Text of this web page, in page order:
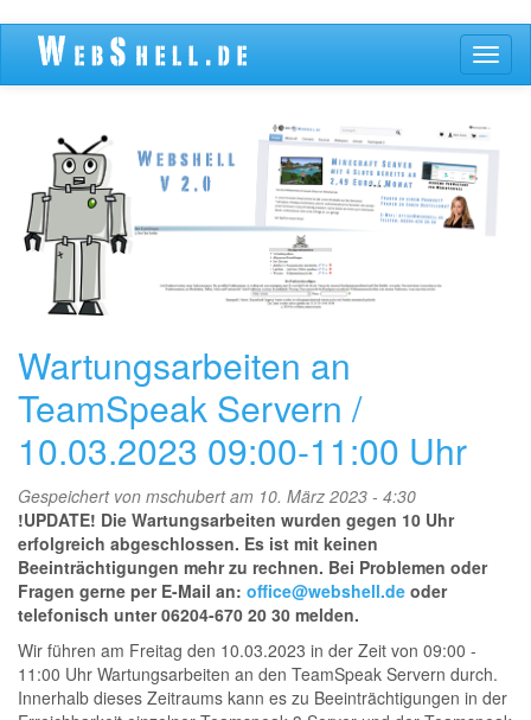
Direkt
Inhalt
Wartungsarbeiten an
TeamSpeak Servern /
10.03.2023 09:00-11:00 Uhr
Gespeichert von mschubertam 10. März 2023 - 4:30
!UPDATE! Die Wartungsarbeiten wurden gegen 10 Uhr
erfolgreich abgeschlossen. Es ist mit keinen
Beeinträchtigungen mehr zu rechnen. Bei Problemen oder
Fragen gerne per E-Mail an: office@webshell.de oder
telefonisch unter 06204-670 20 30 melden.
Wir führen am Freitag den 10.03.2023 in der Zeit von 09:00 -
11:00 Uhr Wartungsarbeiten an den TeamSpeak Servern durch.
Innerhalb dieses Zeitraums kann es zu Beeinträchtigungen in der